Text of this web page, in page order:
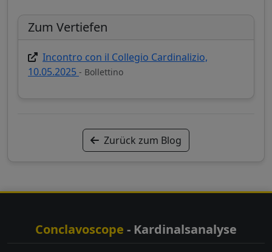
Zum Vertiefen
Incontro con il Collegio Cardinalizio,
10.05.2025 - Bollettino
Zurück zum Blog
Conclavoscope - Kardinalsanalyse